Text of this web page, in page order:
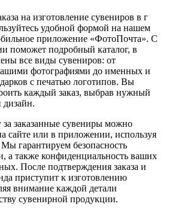
на изготовление сувениров в г
удобной формой на нашем
приложение «ФотоПочта». С
поможет подробный каталог, в
все виды сувениров: от
фотографиями до именных и
с печатью логотипов. Вы
каждый заказ, выбрав нужный
дизайн.
заказанные сувениры можно
сайте или в приложении, используя
гарантируем безопасность
а также конфиденциальность ваших
После подтверждения заказа и
приступит к изготовлению
внимание каждой детали
сувенирной продукции.